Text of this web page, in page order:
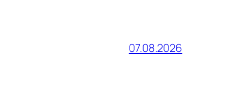
07.08.2026